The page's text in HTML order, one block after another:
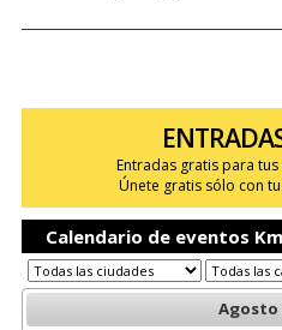
Entradas gratis para
Únete gratis sólo con
Calendario de eventos
Agosto